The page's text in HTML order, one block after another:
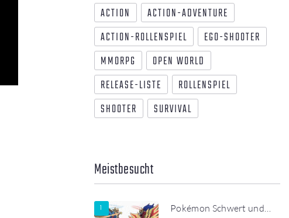
ACTION
ACTION-ADVENTURE
ACTION-ROLLENSPIEL
EGO-SHOOTER
MMORPG
OPEN WORLD
RELEASE-LISTE
ROLLENSPIEL
SHOOTER
SURVIVAL
Meistbesucht
Pokémon Schwert und…